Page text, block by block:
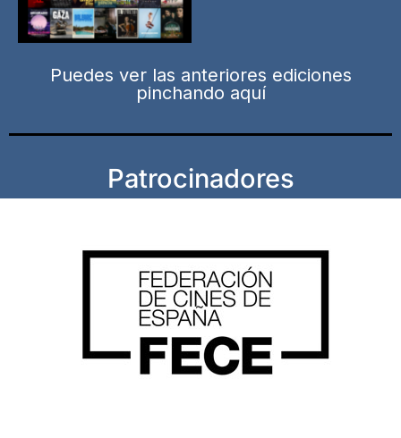
Puedes ver las anteriores ediciones
pinchando aquí
Patrocinadores